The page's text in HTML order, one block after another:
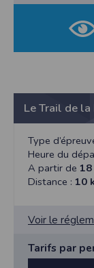
Le Trail de
Type
Heure du
A partir de
Distance : 10
Voir le
Tarifs par